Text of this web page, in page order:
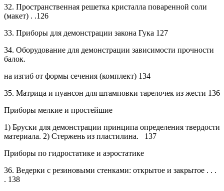
32. Пространственная решетка кристалла поваренной соли
(макет) . .126
33. Приборы для демонстрации закона Гука 127
34. Оборудование для демонстрации зависимости прочности
балок.
на изгиб от формы сечения (комплект) 134
35. Матрица и пуансон для штамповки тарелочек из жести 136
Приборы мелкие и простейшие
1) Бруски для демонстрации принципа определения твердости
материала. 2) Стержень из пластилина.
137
Приборы по гидростатике и аэростатике
36. Ведерки с резиновыми стенками: открытое и закрытое . . .
. 138